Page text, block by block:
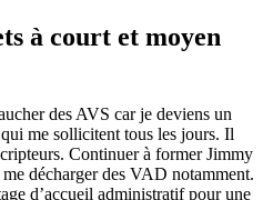
à court et moyen
des AVS car je deviens un
me sollicitent tous les jours. Il
Continuer à former Jimmy
décharger des VAD notamment.
d’accueil administratif pour une